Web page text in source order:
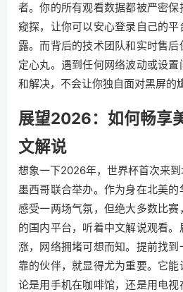
者。你的所有观看数据都被严密
窥探，让你可以安心登录自己的
露。而背后的技术团队和实时售
定心丸。遇到任何网络波动或设
和解决，不会让你独自面对黑屏的
展望2026：如何畅享
文解说
想象一下2026年，世界杯首次来
墨西哥联合举办。作为身在北美
感受一两场气氛，但绝大多数比
的国内平台，听着中文解说观看
涨，网络拥堵可想而知。提前找到
靠的伙伴，就显得尤为重要。它
论是用手机在咖啡馆，还是用电